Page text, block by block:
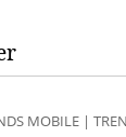
MOBILE |